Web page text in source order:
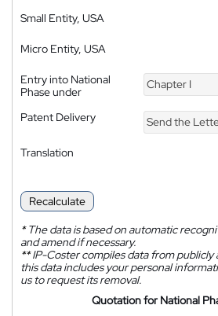
Small Entity, USA
Micro Entity, USA
Entry into National
Phase under
Chapter I
Patent Delivery Send the Letters
Translation
Recalculate
*The data is based on automatic
and amend if necessary.
**IP-Coster compiles data from publicly
this data includes your personal
us to request its removal.
Quotation for National